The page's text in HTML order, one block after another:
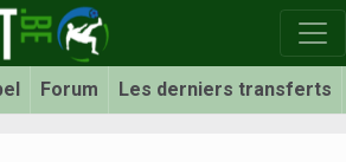
Forum Les derniers transferts